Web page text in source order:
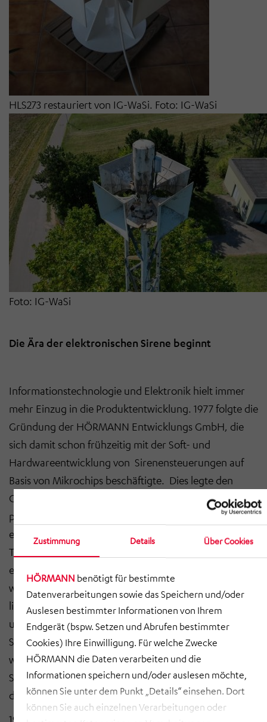
Zustimmung Details Über Cookies
HÖRMANN benötigt für bestimmte
Datenverarbeitungen sowie das Speichern und/oder
Auslesen bestimmter Informationen von Ihrem
Endgerät (bspw. Setzen und Abrufen bestimmter
Cookies) Ihre Einwilligung. Für welche Zwecke
HÖRMANN die Daten verarbeiten und die
Informationen speichern und/oder auslesen möchte,
können Sie unter dem Punkt „Details“ einsehen. Dort
können Sie auch einzelnen Verarbeitungen oder
HLS273 restauriert von IG-WaSi. Foto: IG-WaSi
Foto: IG-WaSi
Die Ära der elektronischen Sirene beginnt
Informationstechnologie und Elektronik hielt immer
mehr Einzug in die Produktentwicklung. 1977 folgte die
Gründung der HÖRMANN Entwicklungs GmbH, die
sich damit schon frühzeitig mit der Soft- und
Hardwareentwicklung von Sirenensteuerungen auf
Basis von Mikrochips beschäftigte. Dies legte den
Grundstein für die elektronische Sirene. Nach
pneumatischen und elektro-mechanischen Sirenen
entstand so mit der elektronischen Sirene die dritte
Technologiegeneration. Die ECL400 mit 400 Watt war
eine der ersten elektronischen Sirenen. Die Signale
waren in EPROM Speicherchips gespeichert und so
ließ sich jeder gewünschte Signalton programmieren
und mit Hilfe analoger Verstärker ausspielen. Auch
Sprachdurchsagen war damit erstmals möglich. Es
war kein Drucklufttank mehr notwendig, nur noch ein
Schaltschrank. Die gesamte Sirene war leichter und
damit deutlich flexibler einsetzbar.
1985 erreichte der Sirenenpionier einen weiteren